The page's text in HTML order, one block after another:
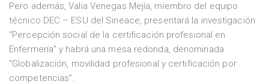
Pero además, Valia Venegas Mejía, miembro del equipo
técnico DEC – ESU del Sineace, presentará la investigación
“Percepción social de la certificación profesional en
Enfermería” y habrá una mesa redonda, denominada
“Globalización, movilidad profesional y certificación por
competencias”.